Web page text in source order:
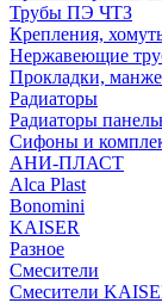
Трубы ПЭ ЧТЗ
Крепления,
Нержавеющие
Прокладки,
Радиаторы
Радиаторы
Сифоны и
АНИ-ПЛАСТ
Alca Plast
Bonomini
KAISER
Разное
Смесители
Смесители